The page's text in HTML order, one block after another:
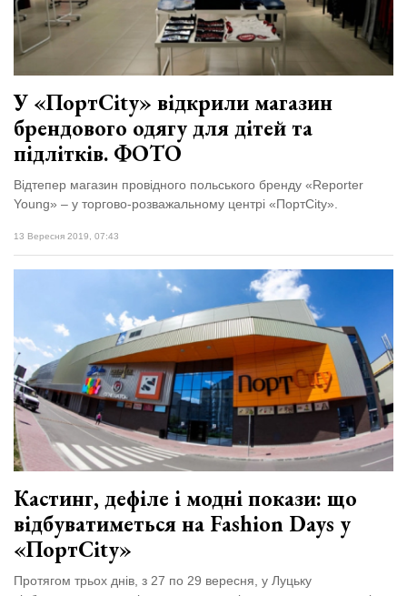
Спартакіада
VolWe...
29 Липня 2026
614 переглядів
Персона
Лайф
Афіша
Політика конфіденційності
У «ПортCity» відкрили магазин
брендового одягу для дітей та
підлітків. ФОТО
Відтепер магазин провідного польського бренду «Reporter
Young» – у торгово-розважальному центрі «ПортCity».
13 Вересня 2019, 07:43
Кастинг, дефіле і модні покази: що
відбуватиметься на Fashion Days у
«ПортCity»
Протягом трьох днів, з 27 по 29 вересня, у Луцьку